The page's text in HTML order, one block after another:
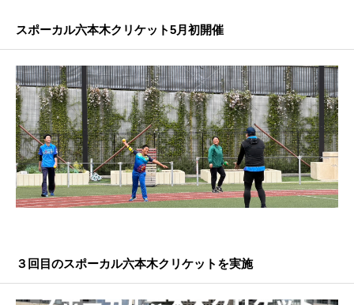
スポーカル六本木クリケット5月初開催
３回目のスポーカル六本木クリケットを実施